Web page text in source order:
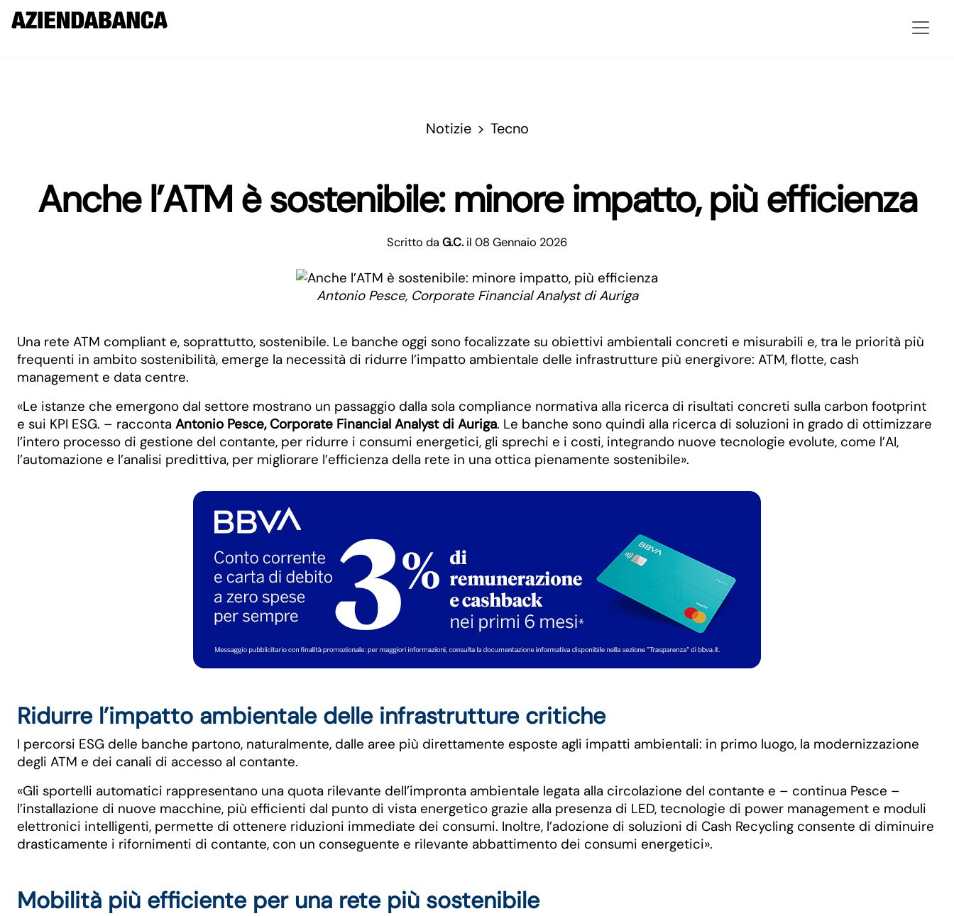
Notizie Tecno
Anche l’ATM è sostenibile: minore impatto, più efficienza
Scritto da G.C. il 08 Gennaio 2026
Antonio Pesce, Corporate Financial Analyst di Auriga
Una rete ATM compliant e, soprattutto, sostenibile. Le banche oggi sono focalizzate su obiettivi ambientali concreti e misurabili e, tra le priorità più
frequenti in ambito sostenibilità, emerge la necessità di ridurre l’impatto ambientale delle infrastrutture più energivore: ATM, flotte, cash
management e data centre.
«Le istanze che emergono dal settore mostrano un passaggio dalla sola compliance normativa alla ricerca di risultati concreti sulla carbon footprint
e sui KPI ESG. – racconta Antonio Pesce, Corporate Financial Analyst di Auriga. Le banche sono quindi alla ricerca di soluzioni in grado di ottimizzare
l’intero processo di gestione del contante, per ridurre i consumi energetici, gli sprechi e i costi, integrando nuove tecnologie evolute, come l’AI,
l’automazione e l’analisi predittiva, per migliorare l’efficienza della rete in una ottica pienamente sostenibile».
Ridurre l’impatto ambientale delle infrastrutture critiche
I percorsi ESG delle banche partono, naturalmente, dalle aree più direttamente esposte agli impatti ambientali: in primo luogo, la modernizzazione
degli ATM e dei canali di accesso al contante.
«Gli sportelli automatici rappresentano una quota rilevante dell’impronta ambientale legata alla circolazione del contante e – continua Pesce –
l’installazione di nuove macchine, più efficienti dal punto di vista energetico grazie alla presenza di LED, tecnologie di power management e moduli
elettronici intelligenti, permette di ottenere riduzioni immediate dei consumi. Inoltre, l’adozione di soluzioni di Cash Recycling consente di diminuire
drasticamente i rifornimenti di contante, con un conseguente e rilevante abbattimento dei consumi energetici».
Mobilità più efficiente per una rete più sostenibile